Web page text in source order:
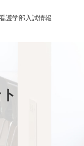
護学部入試情報